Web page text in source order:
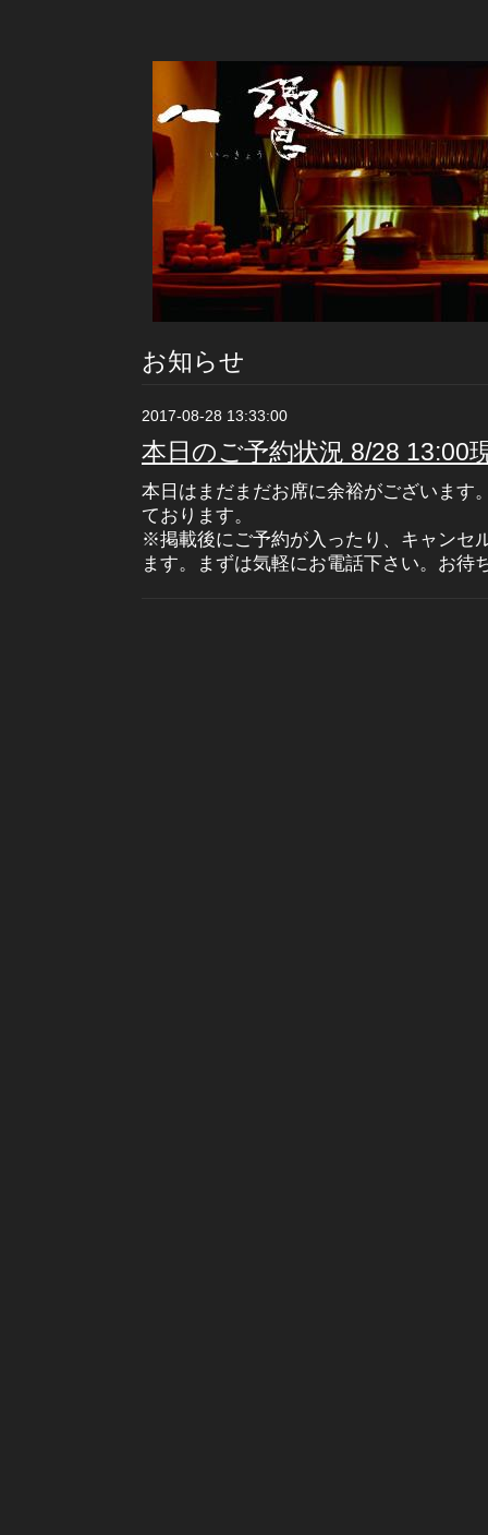
お知らせ
2017-08-28 13:33:00
本日のご予約状況 8/28 13:00
本日はまだまだお席に余裕がございます
ております。
※掲載後にご予約が入ったり、キャンセ
ます。まずは気軽にお電話下さい。お待